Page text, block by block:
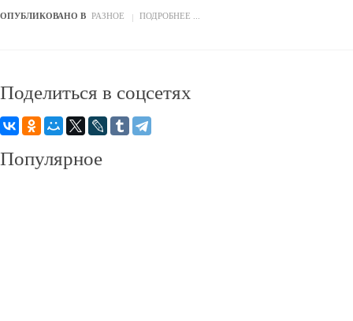
ОПУБЛИКОВАНО В РАЗНОЕ ПОДРОБНЕЕ ...
Поделиться в соцсетях
Популярное